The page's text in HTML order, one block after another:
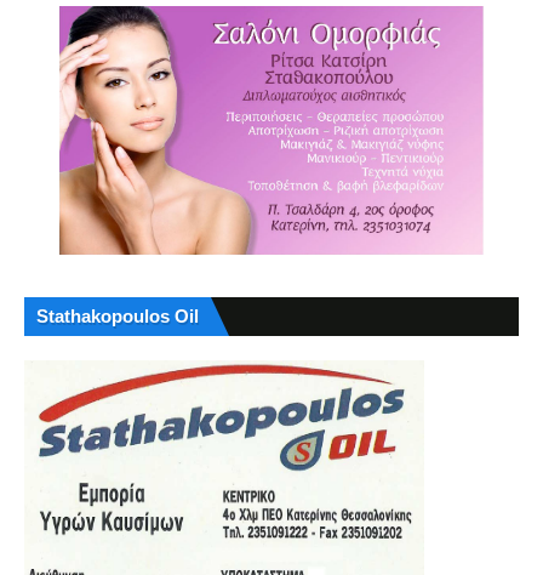
Stathakopoulos Oil